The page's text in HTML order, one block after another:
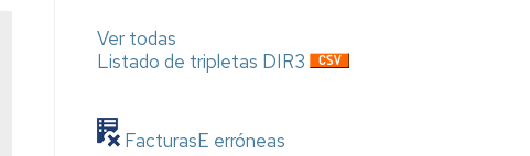
Ver todas
Listado de tripletas DIR3
FacturasE erróneas